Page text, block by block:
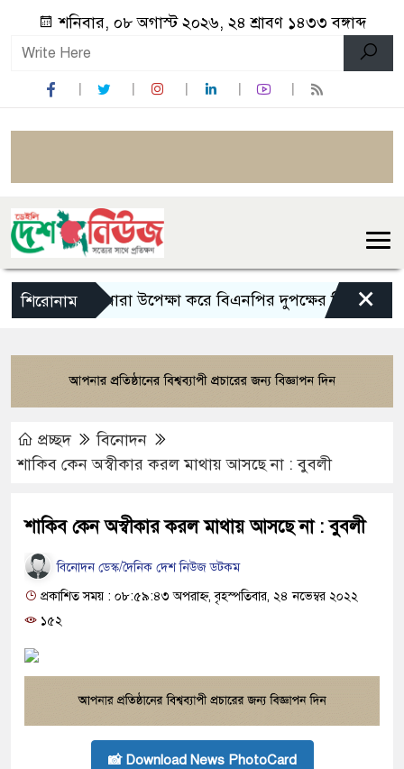
শনিবার, ০৮ অগাস্ট ২০২৬, ২৪ শ্রাবণ ১৪৩৩ বঙ্গাব্দ
শিরোনাম
১৪৪ ধারা উপেক্ষা করে বিএনপির দুপক্ষের মিছিল-সমাবেশ
×
প্রচ্ছদ
বিনোদন
শাকিব কেন অস্বীকার করল মাথায় আসছে না : বুবলী
শাকিব কেন অস্বীকার করল মাথায় আসছে না : বুবলী
বিনোদন ডেস্ক/দৈনিক দেশ নিউজ ডটকম
প্রকাশিত সময় : ০৮:৫৯:৪৩ অপরাহ্ন, বৃহস্পতিবার, ২৪ নভেম্বর ২০২২
১৫২
📸 Download News PhotoCard